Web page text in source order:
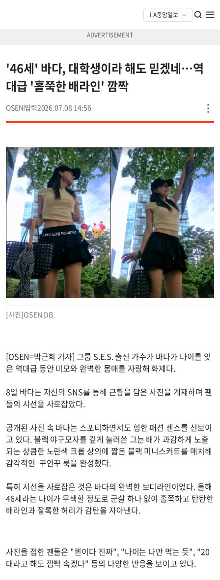
'46세' 바다, 대학생이라 해도 믿겠네…역
대급 '홀쭉한 배라인' 깜짝
OSEN 2026.07.08 14:56
[사진]OSEN DB.
[OSEN=박근희 기자] 그룹 S.E.S. 출신 가수가 바다가 나이를 잊
은 역대급 동안 미모와 완벽한 몸매를 자랑해 화제다.
8일 바다는 자신의 SNS를 통해 근황을 담은 사진을 게재하며 팬
들의 시선을 사로잡았다.
공개된 사진 속 바다는 스포티하면서도 힙한 패션 센스를 선보이
고 있다. 블랙 야구모자를 깊게 눌러쓴 그는 배가 과감하게 노출
되는 상큼한 노란색 크롭 상의에 짧은 블랙 미니스커트를 매치해
감각적인 꾸안꾸 룩을 완성했다.
특히 시선을 사로잡은 것은 바다의 완벽한 보디라인이었다. 올해
46세라는 나이가 무색할 정도로 군살 하나 없이 홀쭉하고 탄탄한
배라인과 잘록한 허리가 감탄을 자아낸다.
사진을 접한 팬들은 "퀸이다 진짜", "나이는 나만 먹는 듯", "20
대라고 해도 깜빡 속겠다" 등의 다양한 반응을 보이고 있다.